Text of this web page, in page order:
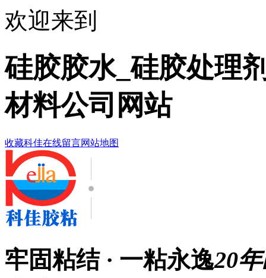
欢迎来到
硅胶胶水_硅胶处理
材料公司网站
收藏科佳在线留言网站地图
牢固粘结 · 一粘永逸20